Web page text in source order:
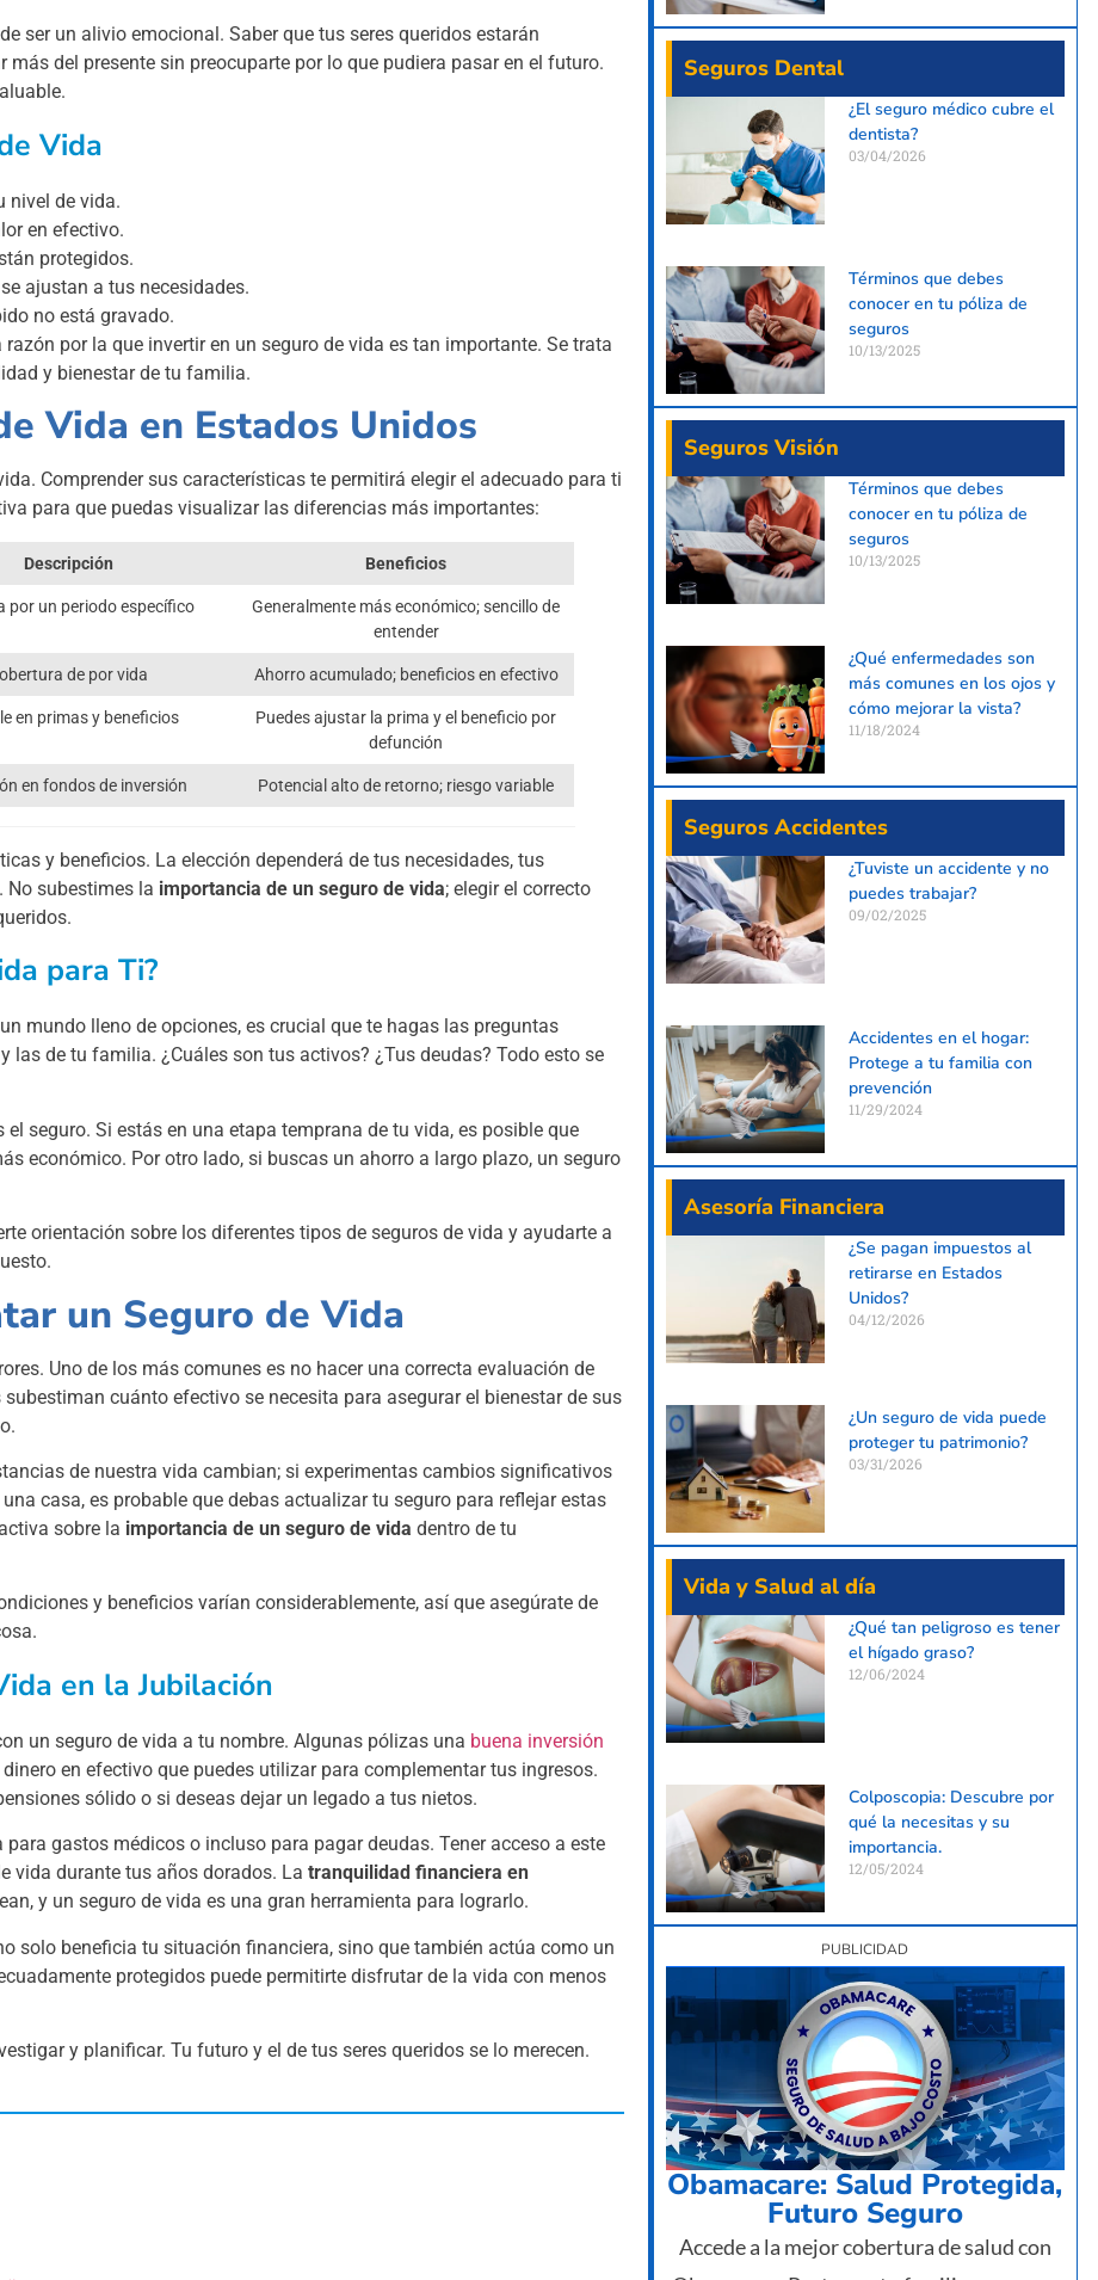
ser un alivio emocional. Saber que tus seres queridos estarán
del presente sin preocuparte por lo que pudiera pasar en el futuro.
Vida
nivel de vida.
en efectivo.
protegidos.
ajustan a tus necesidades.
no está gravado.
por la que invertir en un seguro de vida es tan importante. Se trata
y bienestar de tu familia.
Vida en Estados Unidos
Comprender sus características te permitirá elegir el adecuado para ti
para que puedas visualizar las diferencias más importantes:
Descripción Beneficios
por un periodo específico
Generalmente más económico; sencillo de
entender
de por vida Ahorro acumulado; beneficios en efectivo
en primas y beneficios
Puedes ajustar la prima y el beneficio por
defunción
en fondos de inversión Potencial alto de retorno; riesgo variable
y beneficios. La elección dependerá de tus necesidades, tus
subestimes la importancia de un seguro de vida; elegir el correcto
para Ti?
mundo lleno de opciones, es crucial que te hagas las preguntas
las de tu familia. ¿Cuáles son tus activos? ¿Tus deudas? Todo esto se
seguro. Si estás en una etapa temprana de tu vida, es posible que
económico. Por otro lado, si buscas un ahorro a largo plazo, un seguro
orientación sobre los diferentes tipos de seguros de vida y ayudarte a
un Seguro de Vida
Uno de los más comunes es no hacer una correcta evaluación de
cuánto efectivo se necesita para asegurar el bienestar de sus
de nuestra vida cambian; si experimentas cambios significativos
casa, es probable que debas actualizar tu seguro para reflejar estas
sobre la importancia de un seguro de vida dentro de tu
y beneficios varían considerablemente, así que asegúrate de
en la Jubilación
un seguro de vida a tu nombre. Algunas pólizas una buena inversión
en efectivo que puedes utilizar para complementar tus ingresos.
sólido o si deseas dejar un legado a tus nietos.
gastos médicos o incluso para pagar deudas. Tener acceso a este
vida durante tus años dorados. La tranquilidad financiera en
y un seguro de vida es una gran herramienta para lograrlo.
solo beneficia tu situación financiera, sino que también actúa como un
protegidos puede permitirte disfrutar de la vida con menos
y planificar. Tu futuro y el de tus seres queridos se lo merecen.
Seguros Dental
¿El seguro médico cubre el
dentista?
03/04/2026
Términos que debes
conocer en tu póliza de
seguros
10/13/2025
Seguros Visión
Términos que debes
conocer en tu póliza de
seguros
10/13/2025
¿Qué enfermedades son
más comunes en los ojos y
cómo mejorar la vista?
11/18/2024
Seguros Accidentes
¿Tuviste un accidente y no
puedes trabajar?
09/02/2025
Accidentes en el hogar:
Protege a tu familia con
prevención
11/29/2024
Asesoría Financiera
¿Se pagan impuestos al
retirarse en Estados
Unidos?
04/12/2026
¿Un seguro de vida puede
proteger tu patrimonio?
03/31/2026
Vida y Salud al día
¿Qué tan peligroso es tener
el hígado graso?
12/06/2024
Colposcopia: Descubre por
qué la necesitas y su
importancia.
12/05/2024
PUBLICIDAD
Obamacare: Salud Protegida,
Futuro Seguro
Accede a la mejor cobertura de salud con